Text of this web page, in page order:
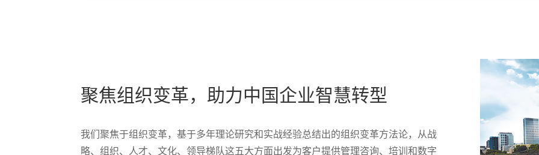
聚焦组织变革，助力中国企业智慧转型
我们聚焦于组织变革，基于多年理论研究和实战经验总结出的组织变革方法论，从战
略、组织、人才、文化、领导梯队这五大方面出发为客户提供管理咨询、培训和数字